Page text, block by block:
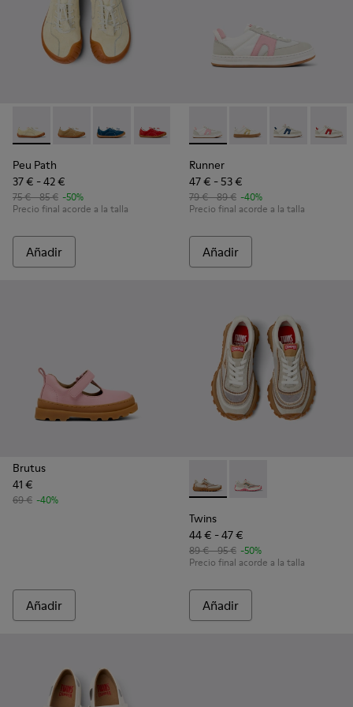
Peu Path - K800694-003 - Sneakers de nobuk amarillas
Peu Path - K800694-004 - Sneakers de nobuk
Peu Path - K800694-002
Peu Path - K800694-001 - Sneakers
Peu Path
37 € - 42 €
75 € - 85 € -50%
Precio final acorde a la talla
Añadir
Runner - K800653-003 -
Runner - K800653-
Runner -
Runner
47 € - 53 €
79 € - 89 € -40%
Precio final acorde a la talla
Añadir
Brutus
41 €
69 € -40%
Añadir
Twins - K800685-002 -
Twins - K800685-001
Twins
44 € - 47 €
89 € - 95 € -50%
Precio final acorde a la talla
Añadir